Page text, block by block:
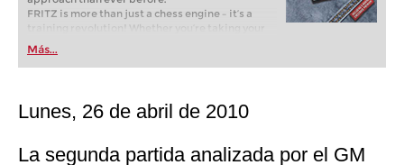
FRITZ is more than just a chess engine – it’s a
training revolution! Whether you’re taking your
first steps into the world of club chess, or already
playing at a tournament level: with FRITZ, you can
train more efficiently, intelligently and with a
Más...
Lunes, 26 de abril de 2010
La segunda partida analizada por el GM